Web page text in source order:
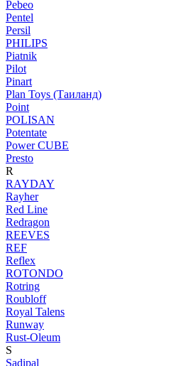
Pebeo
Pentel
Persil
PHILIPS
Piatnik
Pilot
Pinart
Plan Toys (Таиланд)
Point
POLISAN
Potentate
Power CUBE
Presto
R
RAYDAY
Rayher
Red Line
Redragon
REEVES
REF
Reflex
ROTONDO
Rotring
Roubloff
Royal Talens
Runway
Rust-Oleum
S
Sadipal